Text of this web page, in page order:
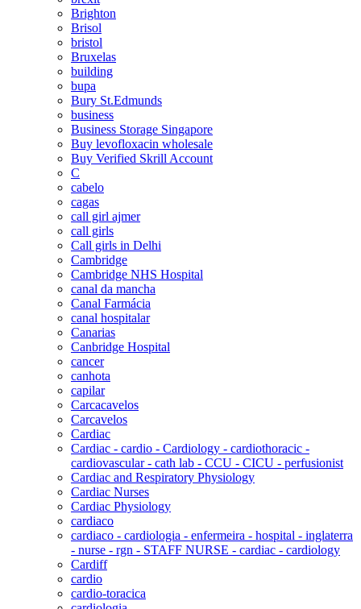
Brighton
Brisol
bristol
Bruxelas
building
bupa
Bury St.Edmunds
business
Business Storage Singapore
Buy levofloxacin wholesale
Buy Verified Skrill Account
C
cabelo
cagas
call girl ajmer
call girls
Call girls in Delhi
Cambridge
Cambridge NHS Hospital
canal da mancha
Canal Farmácia
canal hospitalar
Canarias
Canbridge Hospital
cancer
canhota
capilar
Carcacavelos
Carcavelos
Cardiac
Cardiac - cardio - Cardiology - cardiothoracic -
cardiovascular - cath lab - CCU - CICU - perfusionist
Cardiac and Respiratory Physiology
Cardiac Nurses
Cardiac Physiology
cardiaco
cardiaco - cardiologia - enfermeira - hospital - inglaterra
- nurse - rgn - STAFF NURSE - cardiac - cardiology
Cardiff
cardio
cardio-toracica